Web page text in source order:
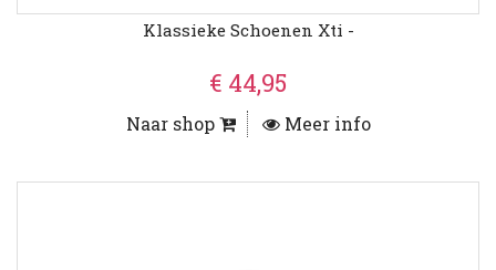
Klassieke Schoenen Xti -
€ 44,95
Naar shop Meer info